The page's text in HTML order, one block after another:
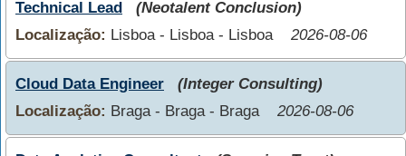
Technical Lead
(Neotalent Conclusion)
Localização: Lisboa - Lisboa - Lisboa 2026-08-06
Cloud Data Engineer
(Integer Consulting)
Localização: Braga - Braga - Braga 2026-08-06